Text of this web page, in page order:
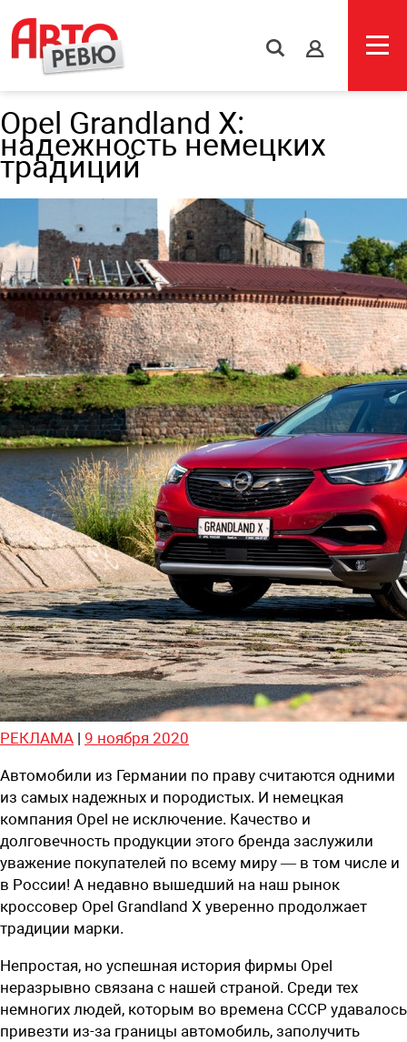
s
Opel Grandland X:
надежность немецких
традиций
РЕКЛАМА | 9 ноября 2020
Автомобили из Германии по праву считаются одними
из самых надежных и породистых. И немецкая
компания Opel не исключение. Качество и
долговечность продукции этого бренда заслужили
уважение покупателей по всему миру — в том числе и
в России! А недавно вышедший на наш рынок
кроссовер Opel Grandland X уверенно продолжает
традиции марки.
Непростая, но успешная история фирмы Opel
неразрывно связана с нашей страной. Среди тех
немногих людей, которым во времена СССР удавалось
привезти из-за границы автомобиль, заполучить